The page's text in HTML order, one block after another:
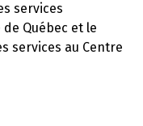
services
Québec et le
services au Centre